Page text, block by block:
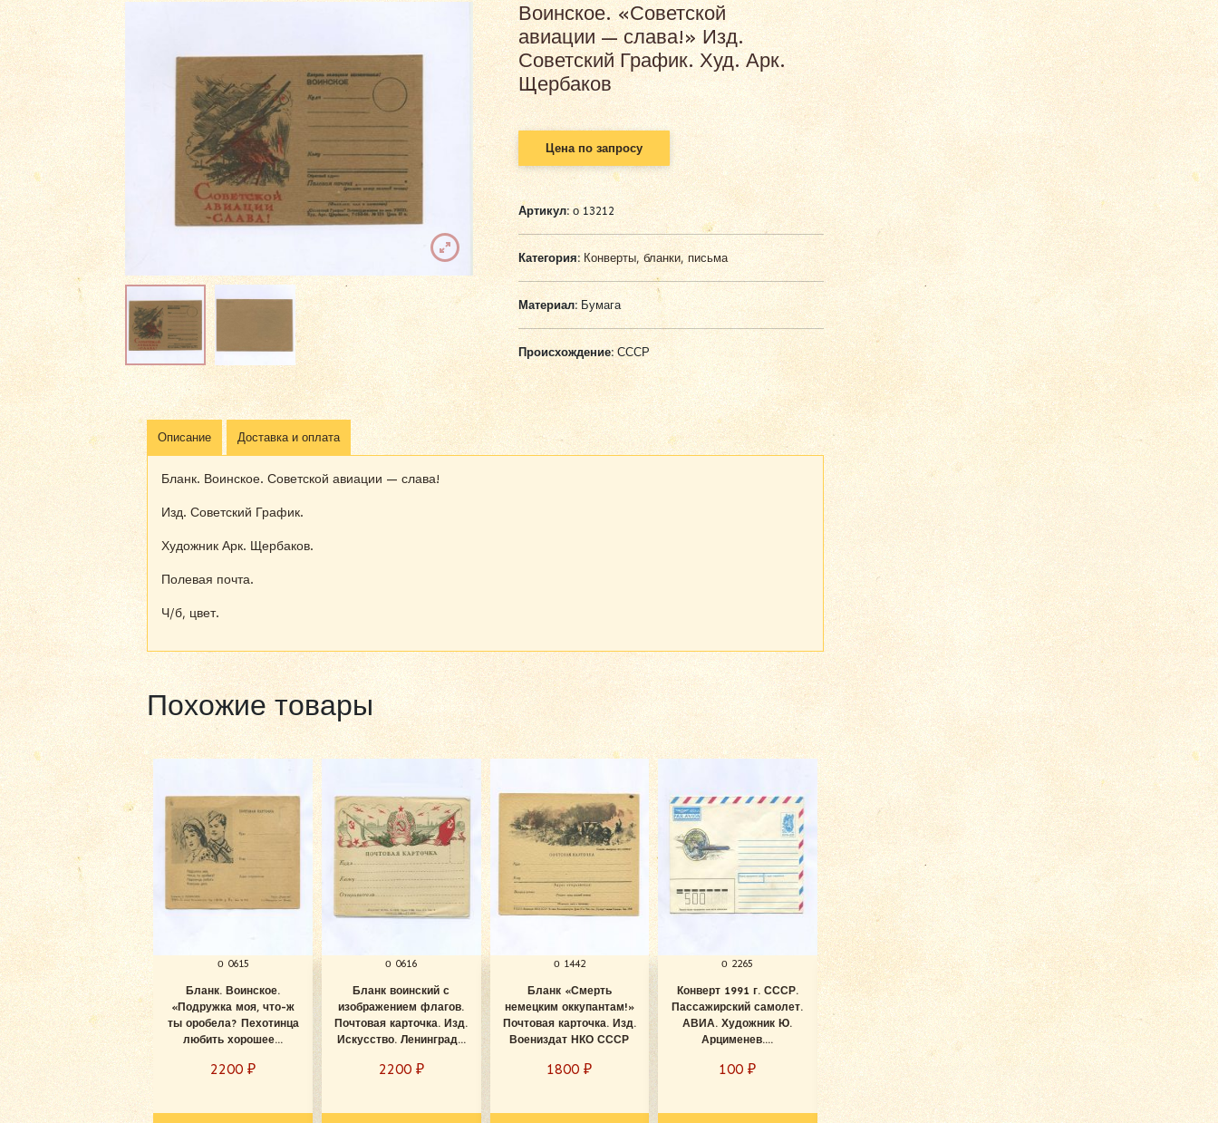
Воинское. «Советской
авиации — слава!» Изд.
Советский График. Худ. Арк.
Щербаков
Цена по запросу
Артикул:о 13212
Категория: Конверты, бланки, письма
Материал:Бумага
Происхождение:СССР
Описание Доставка и оплата
Бланк. Воинское. Советской авиации — слава!
Изд. Советский График.
Художник Арк. Щербаков.
Полевая почта.
Ч/б, цвет.
Похожие товары
о 0615
Бланк. Воинское.
«Подружка моя, что-ж
ты оробела? Пехотинца
любить хорошее...
2200₽
о 0616
Бланк воинский с
изображением флагов.
Почтовая карточка. Изд.
Искусство. Ленинград...
2200 ₽
о 1442
Бланк «Смерть
немецким оккупантам!»
Почтовая карточка. Изд.
Воениздат НКО СССР
1800₽
о 2265
Конверт 1991 г. СССР.
Пассажирский самолет.
АВИА. Художник Ю.
Арцименев....
100₽
о 3619
Конверт с письмом от
матери сыну во
Владивосток от 1...
Цена по запросу
Подробнее